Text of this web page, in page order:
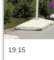
19:15